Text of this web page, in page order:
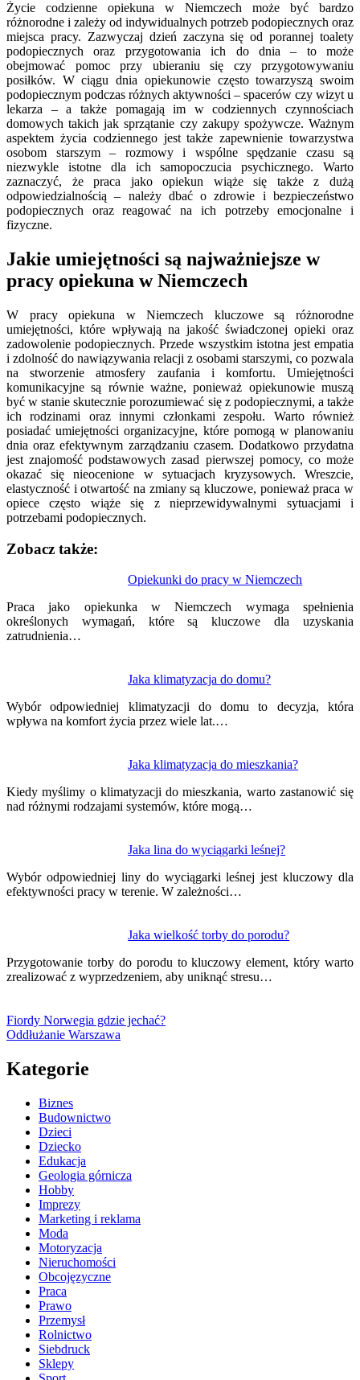
Życie codzienne opiekuna w Niemczech może być bardzo
różnorodne i zależy od indywidualnych potrzeb podopiecznych oraz
miejsca pracy. Zazwyczaj dzień zaczyna się od porannej toalety
podopiecznych oraz przygotowania ich do dnia – to może
obejmować pomoc przy ubieraniu się czy przygotowywaniu
posiłków. W ciągu dnia opiekunowie często towarzyszą swoim
podopiecznym podczas różnych aktywności – spacerów czy wizyt u
lekarza – a także pomagają im w codziennych czynnościach
domowych takich jak sprzątanie czy zakupy spożywcze. Ważnym
aspektem życia codziennego jest także zapewnienie towarzystwa
osobom starszym – rozmowy i wspólne spędzanie czasu są
niezwykle istotne dla ich samopoczucia psychicznego. Warto
zaznaczyć, że praca jako opiekun wiąże się także z dużą
odpowiedzialnością – należy dbać o zdrowie i bezpieczeństwo
podopiecznych oraz reagować na ich potrzeby emocjonalne i
fizyczne.
Jakie umiejętności są najważniejsze w
pracy opiekuna w Niemczech
W pracy opiekuna w Niemczech kluczowe są różnorodne
umiejętności, które wpływają na jakość świadczonej opieki oraz
zadowolenie podopiecznych. Przede wszystkim istotna jest empatia
i zdolność do nawiązywania relacji z osobami starszymi, co pozwala
na stworzenie atmosfery zaufania i komfortu. Umiejętności
komunikacyjne są równie ważne, ponieważ opiekunowie muszą
być w stanie skutecznie porozumiewać się z podopiecznymi, a także
ich rodzinami oraz innymi członkami zespołu. Warto również
posiadać umiejętności organizacyjne, które pomogą w planowaniu
dnia oraz efektywnym zarządzaniu czasem. Dodatkowo przydatna
jest znajomość podstawowych zasad pierwszej pomocy, co może
okazać się nieocenione w sytuacjach kryzysowych. Wreszcie,
elastyczność i otwartość na zmiany są kluczowe, ponieważ praca w
opiece często wiąże się z nieprzewidywalnymi sytuacjami i
potrzebami podopiecznych.
Zobacz także:
Opiekunki do pracy w Niemczech
Praca jako opiekunka w Niemczech wymaga spełnienia
określonych wymagań, które są kluczowe dla uzyskania
zatrudnienia…
Jaka klimatyzacja do domu?
Wybór odpowiedniej klimatyzacji do domu to decyzja, która
wpływa na komfort życia przez wiele lat.…
Jaka klimatyzacja do mieszkania?
Kiedy myślimy o klimatyzacji do mieszkania, warto zastanowić się
nad różnymi rodzajami systemów, które mogą…
Jaka lina do wyciągarki leśnej?
Wybór odpowiedniej liny do wyciągarki leśnej jest kluczowy dla
efektywności pracy w terenie. W zależności…
Jaka wielkość torby do porodu?
Przygotowanie torby do porodu to kluczowy element, który warto
zrealizować z wyprzedzeniem, aby uniknąć stresu…
wpisu
Fiordy Norwegia gdzie jechać?
Oddłużanie Warszawa
Kategorie
Biznes
Budownictwo
Dzieci
Dziecko
Edukacja
Geologia górnicza
Hobby
Imprezy
Marketing i reklama
Moda
Motoryzacja
Nieruchomości
Obcojęzyczne
Praca
Prawo
Przemysł
Rolnictwo
Siebdruck
Sklepy